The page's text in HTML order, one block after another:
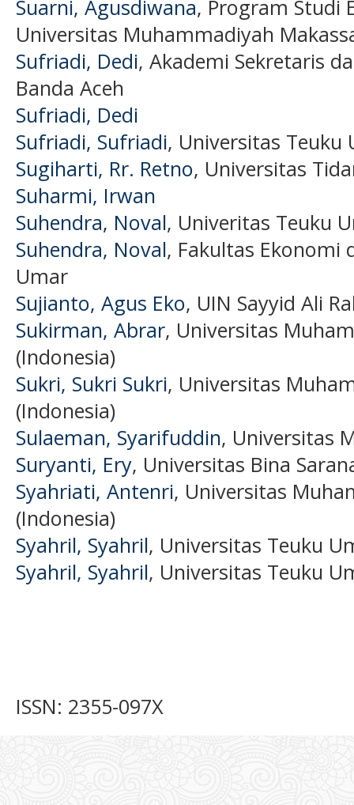
Suarni, Agusdiwana, Program Studi
Universitas Muhammadiyah
Sufriadi, Dedi, Akademi Sekretaris
Banda Aceh
Sufriadi, Dedi
Sufriadi, Sufriadi, Universitas Teuku
Sugiharti, Rr. Retno, Universitas
Suharmi, Irwan
Suhendra, Noval, Univeritas Teuku
Suhendra, Noval, Fakultas Ekonomi
Umar
Sujianto, Agus Eko, UIN Sayyid Ali
Sukirman, Abrar, Universitas
(Indonesia)
Sukri, Sukri Sukri, Universitas
(Indonesia)
Sulaeman, Syarifuddin, Universitas
Suryanti, Ery, Universitas Bina
Syahriati, Antenri, Universitas
(Indonesia)
Syahril, Syahril, Universitas Teuku
Syahril, Syahril, Universitas Teuku
ISSN: 2355-097X